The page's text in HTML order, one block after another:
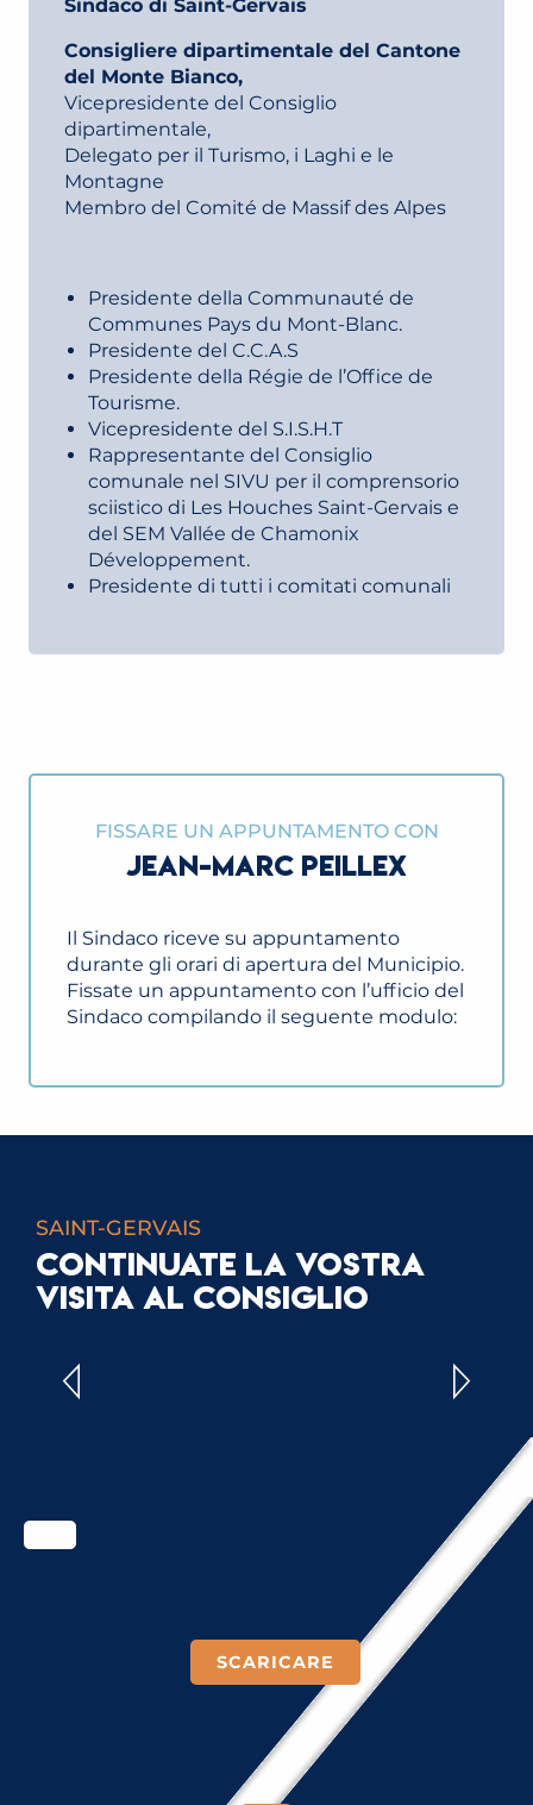
Sindaco di Saint-Gervais
Consigliere dipartimentale del Cantone
del Monte Bianco,
Vicepresidente del Consiglio
dipartimentale,
Delegato per il Turismo, i Laghi e le
Montagne
Membro del Comité de Massif des Alpes
Presidente della Communauté de
Communes Pays du Mont-Blanc.
Presidente del C.C.A.S
Presidente della Régie de l’Office de
Tourisme.
Vicepresidente del S.I.S.H.T
Rappresentante del Consiglio
comunale nel SIVU per il comprensorio
sciistico di Les Houches Saint-Gervais e
del SEM Vallée de Chamonix
Développement.
Presidente di tutti i comitati comunali
FISSARE UN APPUNTAMENTO CON
JEAN-MARC PEILLEX
Il Sindaco riceve su appuntamento
durante gli orari di apertura del Municipio.
Fissate un appuntamento con l’ufficio del
Sindaco compilando il seguente modulo:
SAINT-GERVAIS
CONTINUATE LA VOSTRA
VISITA AL CONSIGLIO
SCARICARE